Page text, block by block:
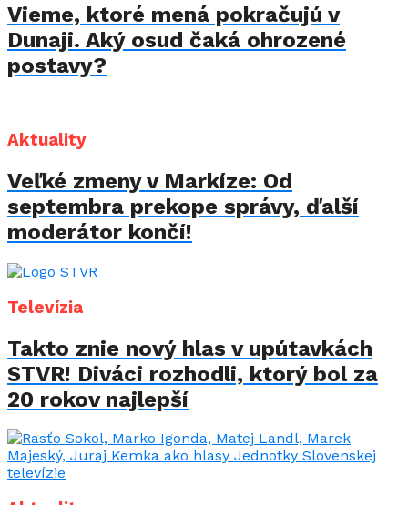
Vieme, ktoré mená pokračujú v
Dunaji. Aký osud čaká ohrozené
postavy?
Aktuality
Veľké zmeny v Markíze: Od
septembra prekope správy, ďalší
moderátor končí!
Televízia
Takto znie nový hlas v upútavkách
STVR! Diváci rozhodli, ktorý bol za
20 rokov najlepší